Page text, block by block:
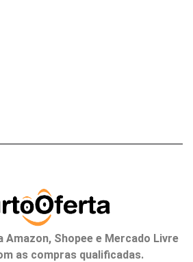
Amazon, Shopee e Mercado Livre
as compras qualificadas.